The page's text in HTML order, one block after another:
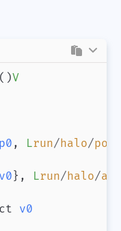
( )V
p0 , Lrun/halo/post
v0 } , Lrun/halo/app
v0